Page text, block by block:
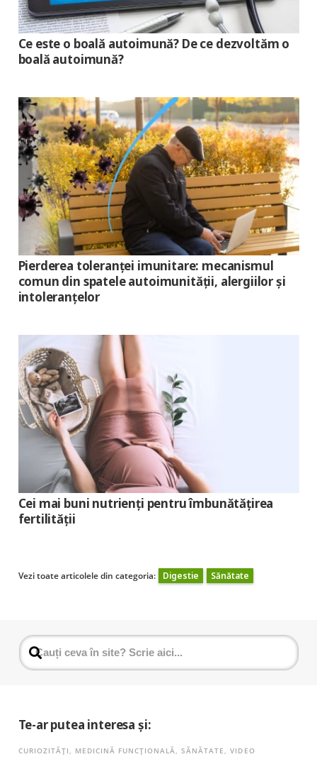
Ce este o boală autoimună? De ce dezvoltăm o
boală autoimună?
Pierderea toleranței imunitare: mecanismul
comun din spatele autoimunității, alergiilor și
intoleranțelor
Cei mai buni nutrienți pentru îmbunătățirea
fertilității
Vezi toate articolele din categoria: Digestie Sănătate
Te-ar putea interesa și:
CURIOZITĂȚI MEDICINĂ FUNCȚIONALĂ ,SĂNĂTATE ,VIDEO